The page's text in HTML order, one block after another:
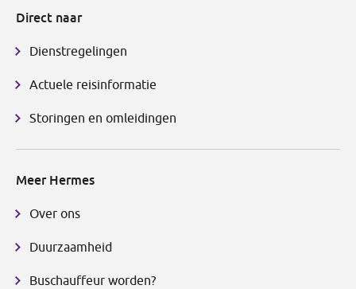
Direct naar
Dienstregelingen
Actuele reisinformatie
Storingen en omleidingen
Meer Hermes
Over ons
Duurzaamheid
Buschauffeur worden?